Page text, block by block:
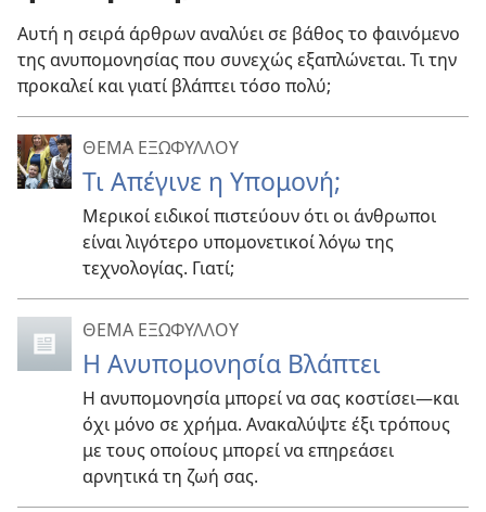
Αυτή η σειρά άρθρων αναλύει σε βάθος το φαινόμενο
της ανυπομονησίας που συνεχώς εξαπλώνεται. Τι την
προκαλεί και γιατί βλάπτει τόσο πολύ;
ΘΕΜΑ ΕΞΩΦΥΛΛΟΥ
Τι Απέγινε η Υπομονή;
Μερικοί ειδικοί πιστεύουν ότι οι άνθρωποι
είναι λιγότερο υπομονετικοί λόγω της
τεχνολογίας. Γιατί;
ΘΕΜΑ ΕΞΩΦΥΛΛΟΥ
Η Ανυπομονησία Βλάπτει
Η ανυπομονησία μπορεί να σας κοστίσει—και
όχι μόνο σε χρήμα. Ανακαλύψτε έξι τρόπους
με τους οποίους μπορεί να επηρεάσει
αρνητικά τη ζωή σας.